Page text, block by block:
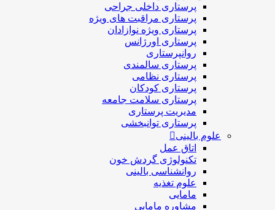
پرستاری داخلی جراحی
پرستاری مراقبت های ويژه
پرستاری ويژه نوازادان
پرستاری اورژانس
روانپرستاری
پرستاری سالمندی
پرستاری نظامی
پرستاری کودکان
پرستاری سلامت جامعه
مدیریت پرستاری
پرستاری توانبخشی
علوم بالینی
اتاق عمل
تکنولوژی گردش خون
روانشناسی بالینی
علوم تغذیه
مامایی
مشاوره مامایی